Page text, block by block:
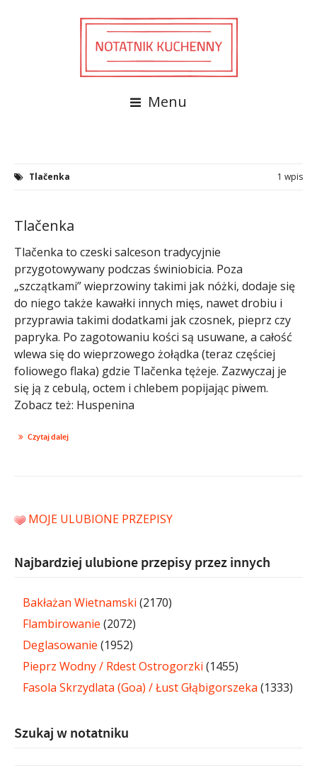
Menu
Tlačenka 1 wpis
Tlačenka
Tlačenka to czeski salceson tradycyjnie
przygotowywany podczas świniobicia. Poza
„szczątkami” wieprzowiny takimi jak nóżki, dodaje się
do niego także kawałki innych mięs, nawet drobiu i
przyprawia takimi dodatkami jak czosnek, pieprz czy
papryka. Po zagotowaniu kości są usuwane, a całość
wlewa się do wieprzowego żołądka (teraz częściej
foliowego flaka) gdzie Tlačenka tężeje. Zazwyczaj je
się ją z cebulą, octem i chlebem popijając piwem.
Zobacz też: Huspenina
Czytaj dalej
MOJE ULUBIONE PRZEPISY
Najbardziej ulubione przepisy przez innych
Bakłażan Wietnamski (2170)
Flambirowanie (2072)
Deglasowanie (1952)
Pieprz Wodny / Rdest Ostrogorzki (1455)
Fasola Skrzydlata (Goa) / Łust Głąbigorszeka (1333)
Szukaj w notatniku